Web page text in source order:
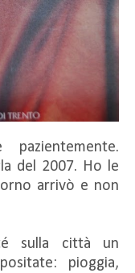
del 2007. Ho le
arrivò e non
sulla città un
pioggia,